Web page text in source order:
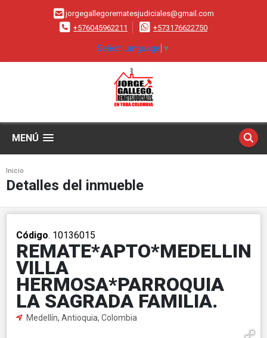
jorgegallegorematesjudiciales@gmail.com
+576045962211
+573176622750
Select Language ▼
MENÚ
Inicio
Detalles del inmueble
Código. 10136015
REMATE*APTO*MEDELLIN
VILLA
HERMOSA*PARROQUIA
LA SAGRADA FAMILIA.
Medellín, Antioquia, Colombia